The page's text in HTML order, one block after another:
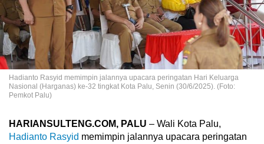
Hadianto Rasyid memimpin jalannya upacara peringatan Hari Keluarga
Nasional (Harganas) ke-32 tingkat Kota Palu, Senin (30/6/2025). (Foto:
Pemkot Palu)
HARIANSULTENG.COM, PALU – Wali Kota Palu,
Hadianto Rasyid memimpin jalannya upacara peringatan